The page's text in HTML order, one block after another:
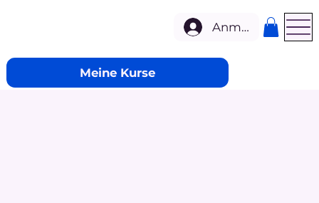
Meine Kurse
Anmelden